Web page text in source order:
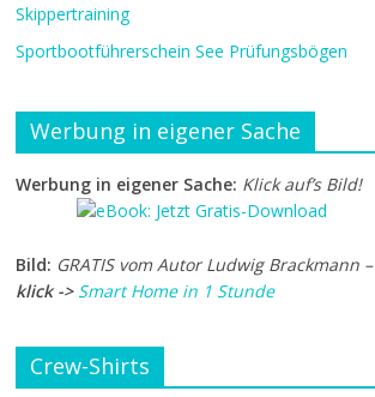
Skippertraining
Sportbootführerschein See Prüfungsbögen
Werbung in eigener Sache
Werbung in eigener Sache: Klick auf’s Bild!
Bild: GRATIS vom Autor Ludwig Brackmann –
klick -> Smart Home in 1 Stunde
Crew-Shirts